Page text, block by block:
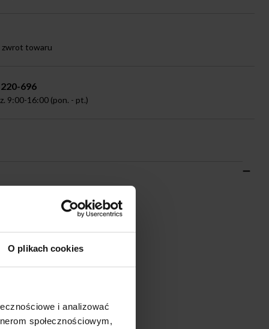
O plikach cookies
i analizować
społecznościowym,
zwrot towaru
696
9:00-16:00 (pon. - pt.)